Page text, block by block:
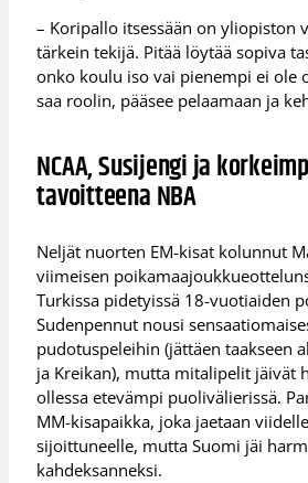
– Koripallo itsessään on yliopiston
tärkein tekijä. Pitää löytää sopiva
onko koulu iso vai pienempi ei ole
saa roolin, pääsee pelaamaan ja
NCAA, Susijengi ja
tavoitteena NBA
Neljät nuorten EM-kisat kolunnut
viimeisen
Turkissa pidetyissä 18-vuotiaiden
Sudenpennut nousi
pudotuspeleihin (jättäen taakseen
ja Kreikan), mutta mitalipelit jäivät
ollessa etevämpi puolivälierissä.
MM-kisapaikka, joka jaetaan
sijoittuneelle, mutta Suomi jäi
kahdeksanneksi.